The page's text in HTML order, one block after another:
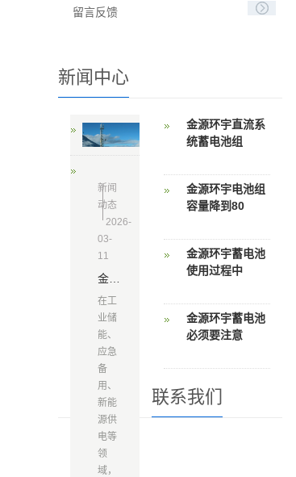
留言反馈
新闻中心
新闻
动态
2026-
03-
11
在工
业储
能、
应急
备
用、
新能
源供
电等
领
域，
金源环宇直流系
统蓄电池组
金源环宇电池组
容量降到80
金源环宇蓄电池
使用过程中
金源环宇蓄电池
必须要注意
联系我们